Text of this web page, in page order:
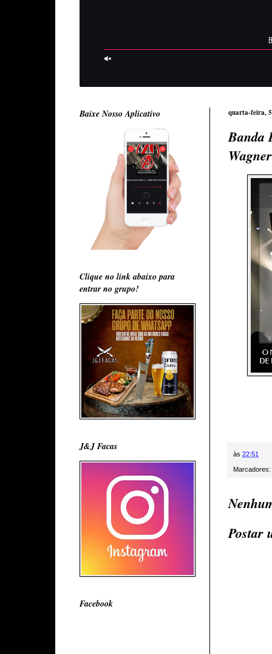
quarta-feira, 5
Banda
às 22:51
Marcadores:
Postar
Baixe Nosso Aplicativo
Clique no link abaixo para
entrar no grupo!
J&J Facas
Facebook